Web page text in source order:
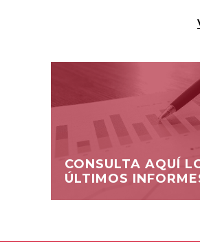
CONSULTA AQUÍ
ÚLTIMOS